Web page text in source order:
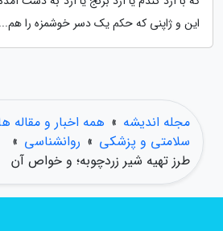
این و ژاپنی که حکم یک دسر خوشمزه را هم...
مجله اندیشه » همه اخبار و مقاله
سلامتی و پزشکی » روانشناسی »
طرز تهیه شیر زردچوبه؛ و خواص آن